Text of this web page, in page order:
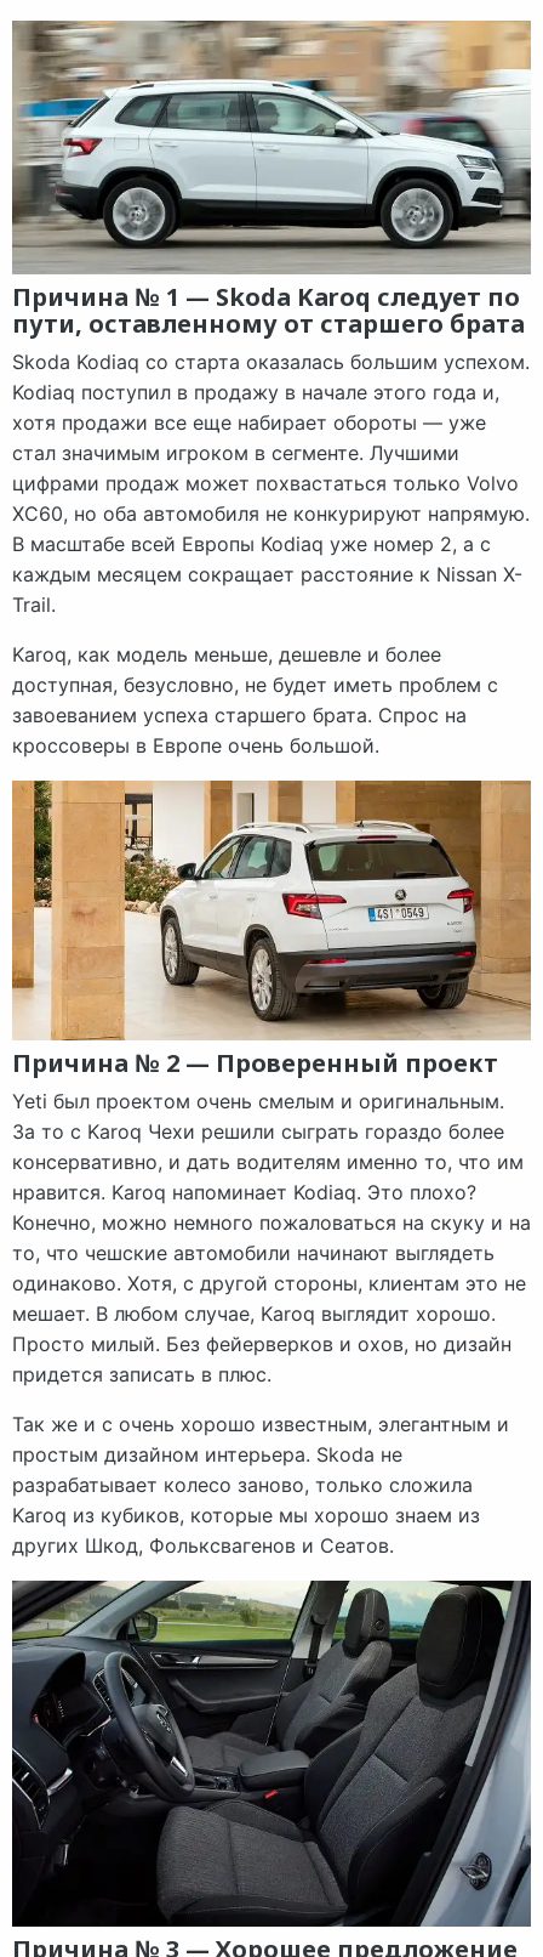
Причина № 1 — Skoda Karoq следует по
пути, оставленному от старшего брата
Skoda Kodiaq со старта оказалась большим успехом.
Kodiaq поступил в продажу в начале этого года и,
хотя продажи все еще набирает обороты — уже
стал значимым игроком в сегменте. Лучшими
цифрами продаж может похвастаться только Volvo
XC60, но оба автомобиля не конкурируют напрямую.
В масштабе всей Европы Kodiaq уже номер 2, а с
каждым месяцем сокращает расстояние к Nissan X-
Trail.
Karoq, как модель меньше, дешевле и более
доступная, безусловно, не будет иметь проблем с
завоеванием успеха старшего брата. Спрос на
кроссоверы в Европе очень большой.
Причина № 2 — Проверенный проект
Yeti был проектом очень смелым и оригинальным.
За то с Karoq Чехи решили сыграть гораздо более
консервативно, и дать водителям именно то, что им
нравится. Karoq напоминает Kodiaq. Это плохо?
Конечно, можно немного пожаловаться на скуку и на
то, что чешские автомобили начинают выглядеть
одинаково. Хотя, с другой стороны, клиентам это не
мешает. В любом случае, Karoq выглядит хорошо.
Просто милый. Без фейерверков и охов, но дизайн
придется записать в плюс.
Так же и с очень хорошо известным, элегантным и
простым дизайном интерьера. Skoda не
разрабатывает колесо заново, только сложила
Karoq из кубиков, которые мы хорошо знаем из
других Шкод, Фольксвагенов и Сеатов.
Причина № 3 — Хорошее предложение